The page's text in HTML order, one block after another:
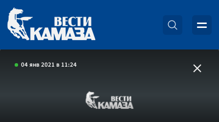
04 янв 2021 в 11:24